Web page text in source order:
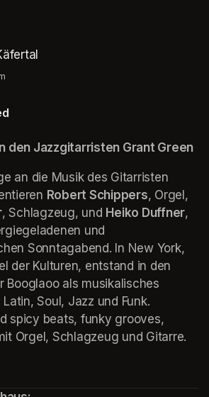
den Jazzgitarristen Grant Green
an die Musik des Gitarristen
Robert Schippers
, Schlagzeug, und Heiko Duffner,
und
Sonntagabend. In New York,
der Kulturen, entstand in den
Booglaoo als musikalisches
Soul, Jazz und Funk.
spicy beats, funky grooves,
Orgel, Schlagzeug und Gitarre.